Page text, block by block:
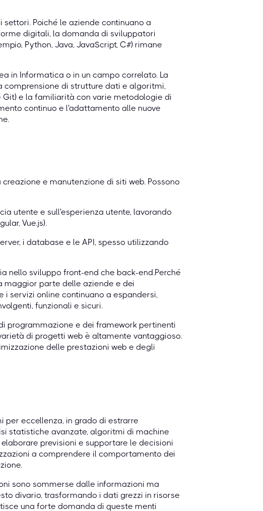
Poiché le aziende continuano a
digitali, la domanda di sviluppatori
Python, Java, JavaScript, C#) rimane
in Informatica o in un campo correlato. La
comprensione di strutture dati e algoritmi,
e la familiarità con varie metodologie di
continuo e l'adattamento alle nuove
e manutenzione di siti web. Possono
utente e sull'esperienza utente, lavorando
Vue.js).
i database e le API, spesso utilizzando
nello sviluppo front-end che back-end.Perché
maggior parte delle aziende e dei
servizi online continuano a espandersi,
funzionali e sicuri.
programmazione e dei framework pertinenti
di progetti web è altamente vantaggioso.
delle prestazioni web e degli
per eccellenza, in grado di estrarre
statistiche avanzate, algoritmi di machine
previsioni e supportare le decisioni
a comprendere il comportamento dei
sono sommerse dalle informazioni ma
divario, trasformando i dati grezzi in risorse
una forte domanda di queste menti